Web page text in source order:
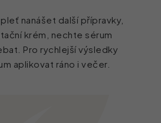
nanášet další přípravky,
krém, nechte sérum
Pro rychlejší výsledky
aplikovat ráno i večer.